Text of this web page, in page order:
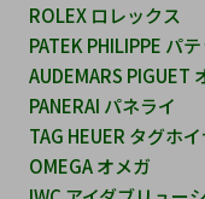
ROLEX ロレックス
PATEK PHILIPPE パ
AUDEMARS PIGUET
PANERAI パネライ
TAG HEUER タグホ
OMEGA オメガ